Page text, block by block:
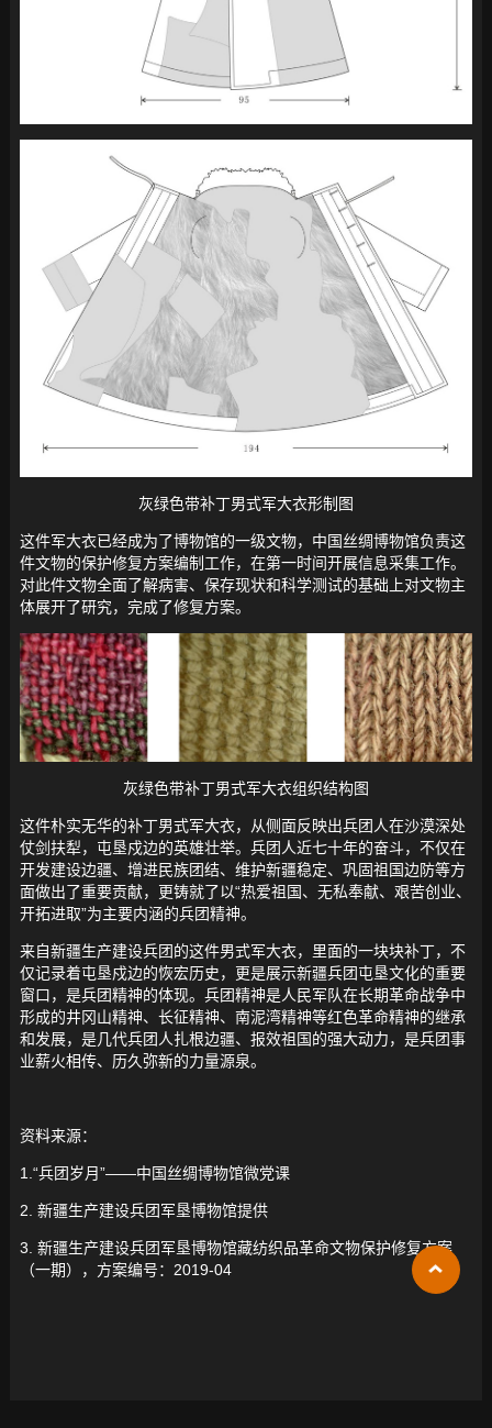
灰绿色带补丁男式军大衣形制图
这件军大衣已经成为了博物馆的一级文物，中国丝绸博物馆负责这
件文物的保护修复方案编制工作，在第一时间开展信息采集工作。
对此件文物全面了解病害、保存现状和科学测试的基础上对文物主
体展开了研究，完成了修复方案。
灰绿色带补丁男式军大衣组织结构图
这件朴实无华的补丁男式军大衣，从侧面反映出兵团人在沙漠深处
仗剑扶犁，屯垦戍边的英雄壮举。兵团人近七十年的奋斗，不仅在
开发建设边疆、增进民族团结、维护新疆稳定、巩固祖国边防等方
面做出了重要贡献，更铸就了以“热爱祖国、无私奉献、艰苦创业、
开拓进取”为主要内涵的兵团精神。
来自新疆生产建设兵团的这件男式军大衣，里面的一块块补丁，不
仅记录着屯垦戍边的恢宏历史，更是展示新疆兵团屯垦文化的重要
窗口，是兵团精神的体现。兵团精神是人民军队在长期革命战争中
形成的井冈山精神、长征精神、南泥湾精神等红色革命精神的继承
和发展，是几代兵团人扎根边疆、报效祖国的强大动力，是兵团事
业薪火相传、历久弥新的力量源泉。
资料来源：
1.“兵团岁月”——中国丝绸博物馆微党课
2. 新疆生产建设兵团军垦博物馆提供
3. 新疆生产建设兵团军垦博物馆藏纺织品革命文物保护修复方案
（一期），方案编号：2019-04